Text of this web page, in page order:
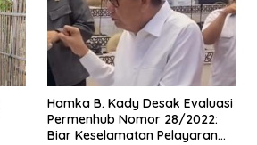
Hamka B. Kady Desak Evaluasi
Permenhub Nomor 28/2022:
Biar Keselamatan Pelayaran